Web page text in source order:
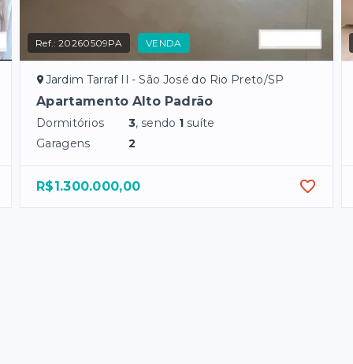
Ref.:20260509PA VENDA
Jardim Tarraf II - São José do Rio Preto/SP
Apartamento Alto Padrão
Dormitórios 3, sendo 1 suíte
Garagens
2
R$1.300.000,00